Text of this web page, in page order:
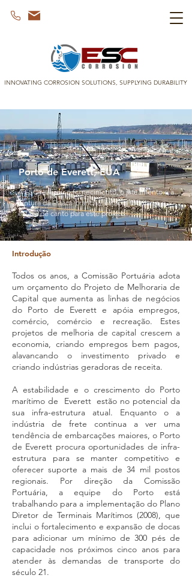
INNOVATING CORROSION SOLUTIONS, SUPPLYING DURABILITY
Porto de Everett, EUA
A ESC realizou o fornecimento, o jateamento e a
pintura da Estaca-prancha, estacas tubulares e
estaca de canto para este projeto.
Introdução
Todos os anos, a Comissão Portuária adota
um orçamento do Projeto de Melhoraria de
Capital que aumenta as linhas de negócios
do Porto de Everett e apóia empregos,
comércio, comércio e recreação. Estes
projetos de melhoria de capital crescem a
economia, criando empregos bem pagos,
alavancando o investimento privado e
criando indústrias geradoras de receita.
A estabilidade e o crescimento do Porto
marítimo de Everett estão no potencial da
sua infra-estrutura atual. Enquanto o a
indústria de frete continua a ver uma
tendência de embarcações maiores, o Porto
de Everett procura oportunidades de infra-
estrutura para se manter competitivo e
oferecer suporte a mais de 34 mil postos
regionais. Por direção da Comissão
Portuária, a equipe do Porto está
trabalhando para a implementação do Plano
Diretor de Terminais Marítimos (2008), que
inclui o fortalecimento e expansão de docas
para adicionar um mínimo de 300 pés de
capacidade nos próximos cinco anos para
atender às demandas de transporte do
século 21.